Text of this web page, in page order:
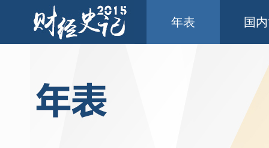
年表 国